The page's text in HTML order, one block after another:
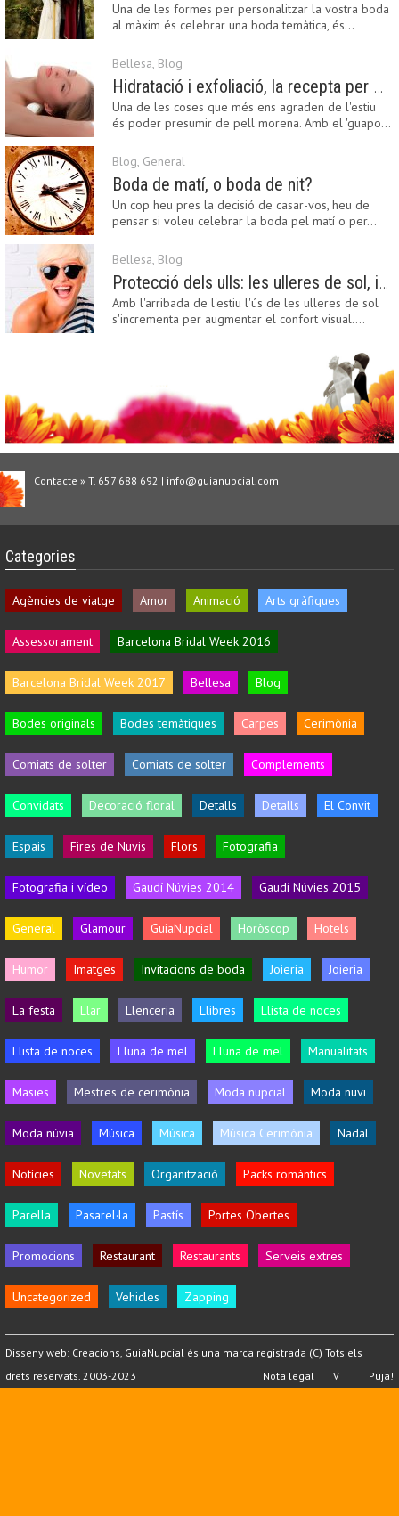
Una de les formes per personalitzar la vostra boda
al màxim és celebrar una boda temàtica, és…
Bellesa, Blog
Hidratació i exfoliació, la recepta per mantenir el bronzejat
Una de les coses que més ens agraden de l'estiu
és poder presumir de pell morena. Amb el 'guapo…
Blog, General
Boda de matí, o boda de nit?
Un cop heu pres la decisió de casar-vos, heu de
pensar si voleu celebrar la boda pel matí o per…
Bellesa, Blog
Protecció dels ulls: les ulleres de sol, imprescindibles en una boda estiuenca
Amb l'arribada de l'estiu l'ús de les ulleres de sol
s'incrementa per augmentar el confort visual.…
Contacte » T. 657 688 692 | info@guianupcial.com
Categories
Agències de viatge Amor Animació Arts gràfiques
Assessorament Barcelona Bridal Week 2016
Barcelona Bridal Week 2017 Bellesa Blog
Bodes originals Bodes temàtiques Carpes Cerimònia
Comiats de solter Comiats de solter Complements
Convidats Decoració floral Detalls Detalls El Convit
Espais Fires de Nuvis Flors Fotografia
Fotografia i vídeo Gaudí Núvies 2014 Gaudí Núvies 2015
General Glamour GuiaNupcial Horòscop Hotels
Humor Imatges Invitacions de boda Joieria Joieria
La festa Llar Llenceria Llibres Llista de noces
Llista de noces Lluna de mel Lluna de mel Manualitats
Masies Mestres de cerimònia Moda nupcial Moda nuvi
Moda núvia Música Música Música Cerimònia Nadal
Notícies Novetats Organització Packs romàntics
Parella Pasarel·la Pastís Portes Obertes
Promocions Restaurant Restaurants Serveis extres
Uncategorized Vehicles Zapping
Disseny web: Creacions , GuiaNupcial és una marca registrada (C) Tots els
drets reservats. 2003-2023
Puja!
Nota legal TV